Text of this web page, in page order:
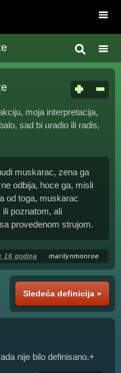
moja interpretacija,
sad bi uradio ili radis,
muskarac, zena ga
odbija, hoce ga, misli
od toga, muskarac
poznatom, ali
provedenom strujom.
16 godina marilynmonroe
Sledeća definicija »
nije bilo definisano.+